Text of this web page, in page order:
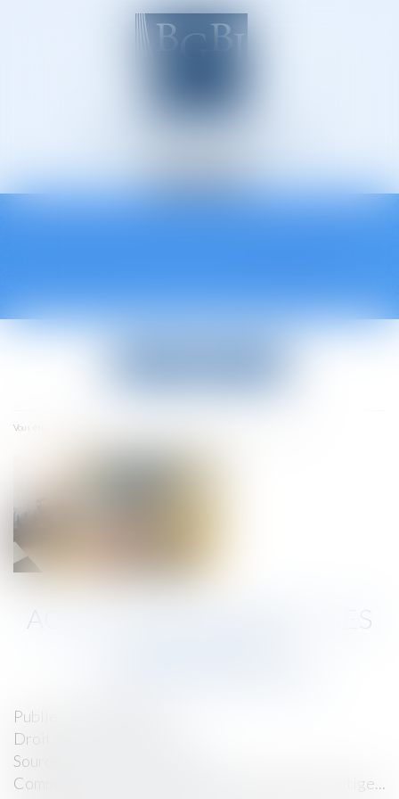
Avocats à Épinal
Vous êtes ici :
ACHATS SUR INTERNET : LES
Publié le :
Droit de la consommation
Source :
Commande, livraison, délais de rétractation, litige...